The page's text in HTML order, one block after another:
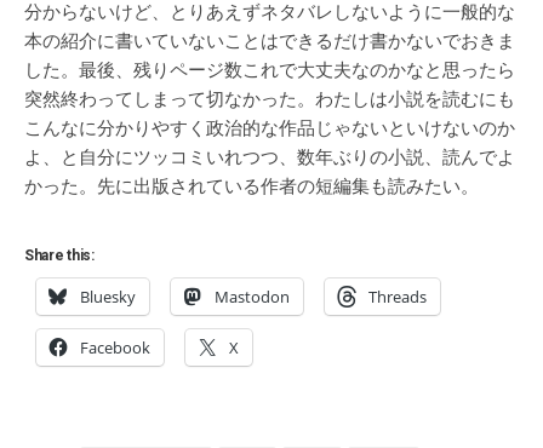
分からないけど、とりあえずネタバレしないように一般的な
本の紹介に書いていないことはできるだけ書かないでおきま
した。最後、残りページ数これで大丈夫なのかなと思ったら
突然終わってしまって切なかった。わたしは小説を読むにも
こんなに分かりやすく政治的な作品じゃないといけないのか
よ、と自分にツッコミいれつつ、数年ぶりの小説、読んでよ
かった。先に出版されている作者の短編集も読みたい。
Share this:
Bluesky Mastodon Threads
Facebook X